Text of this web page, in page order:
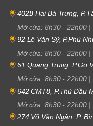
402B Hai Bà Trưng,
Mở cửa: 8h30 - 22h00 |
92 Lê Văn Sỹ, P.Phú
Mở cửa: 8h30 - 22h00 |
61 Quang Trung, P.Gò
Mở cửa: 8h30 - 22h00 |
642 CMT8, P.Thủ Dầu
Mở cửa: 8h30 - 22h00 |
274 Võ Văn Ngân, P.